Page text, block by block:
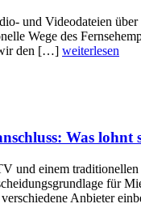
und Videodateien
Wege des
wir den […] weiterlesen
Was lohnt
und einem
für
Anbieter